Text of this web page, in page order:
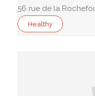
56 rue de la
Healthy